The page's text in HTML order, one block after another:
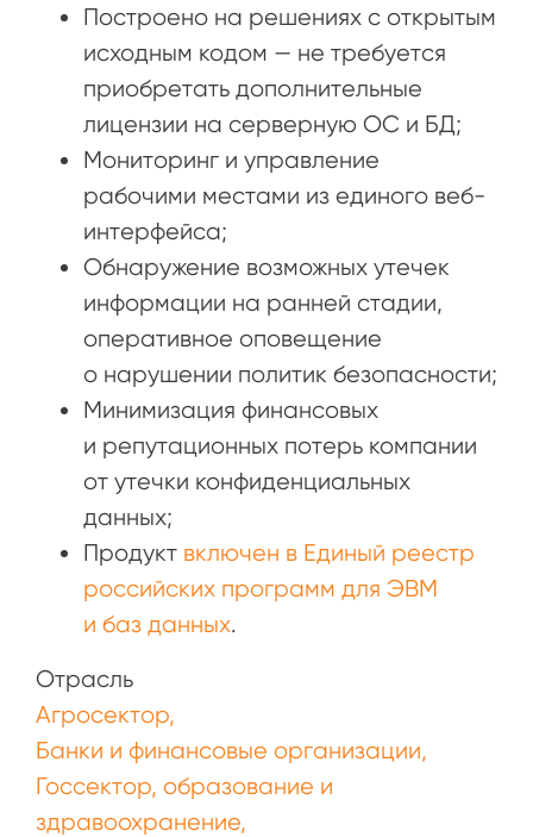
Построено на решениях с открытым
исходным кодом — не требуется
приобретать дополнительные
лицензии на серверную ОС и БД;
Мониторинг и управление
рабочими местами из единого веб-
интерфейса;
Обнаружение возможных утечек
информации на ранней стадии,
оперативное оповещение
о нарушении политик безопасности;
Минимизация финансовых
и репутационных потерь компании
от утечки конфиденциальных
данных;
Продукт включен в Единый реестр
российских программ для ЭВМ
и баз данных.
Отрасль
Агросектор
Банки и финансовые организации
Госсектор, образование и
здравоохранение